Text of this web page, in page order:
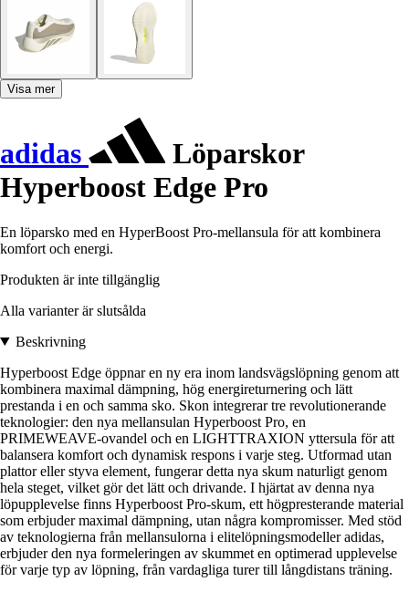
Visa mer
adidas
Löparskor
Hyperboost Edge Pro
En löparsko med en HyperBoost Pro-mellansula för att kombinera
komfort och energi.
Produkten är inte tillgänglig
Alla varianter är slutsålda
Beskrivning
Hyperboost Edge öppnar en ny era inom landsvägslöpning genom att
kombinera maximal dämpning, hög energireturnering och lätt
prestanda i en och samma sko. Skon integrerar tre revolutionerande
teknologier: den nya mellansulan Hyperboost Pro, en
PRIMEWEAVE-ovandel och en LIGHTTRAXION yttersula för att
balansera komfort och dynamisk respons i varje steg. Utformad utan
plattor eller styva element, fungerar detta nya skum naturligt genom
hela steget, vilket gör det lätt och drivande. I hjärtat av denna nya
löpupplevelse finns Hyperboost Pro-skum, ett högpresterande material
som erbjuder maximal dämpning, utan några kompromisser. Med stöd
av teknologierna från mellansulorna i elitelöpningsmodeller adidas,
erbjuder den nya formeleringen av skummet en optimerad upplevelse
för varje typ av löpning, från vardagliga turer till långdistans träning.